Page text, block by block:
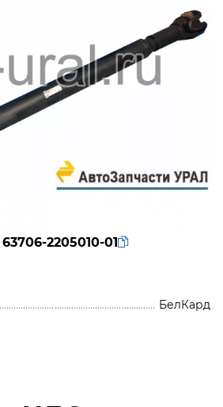
63706-2205010-01
БелКард